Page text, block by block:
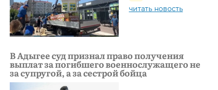
читать новость
В Адыгее суд признал право получения
выплат за погибшего военнослужащего не
за супругой, а за сестрой бойца